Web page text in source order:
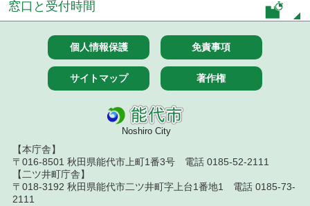
結果
札）（電子入札）
７月１４日公告開始 建設コンサルタント等（条件
付一般競争入札）（電子入札）
令和８年７月１４日執行 建設コンサルタント等入
札結果（条件付一般競争入札）
令和８年７月１０日執行 物品（応募型入札等）結
果
令和８年７月１０日執行 委託・賃貸借等入札結果
窓口と受付時間
個人情報保護 免責事項
サイトマップ 著作権
Noshiro City
【本庁舎】
〒016-8501 秋田県能代市上町1番3号 電話 0185-52-2111
【二ツ井町庁舎】
〒018-3192 秋田県能代市二ツ井町字上台1番地1 電話 0185-73-
2111